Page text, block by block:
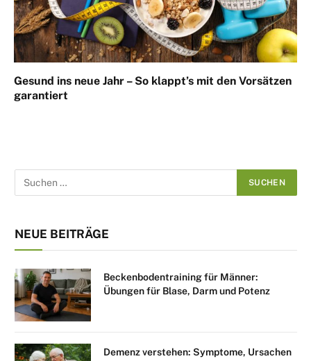
Gesund ins neue Jahr – So klappt’s mit den Vorsätzen
garantiert
NEUE BEITRÄGE
Beckenbodentraining für Männer:
Übungen für Blase, Darm und Potenz
Demenz verstehen: Symptome, Ursachen